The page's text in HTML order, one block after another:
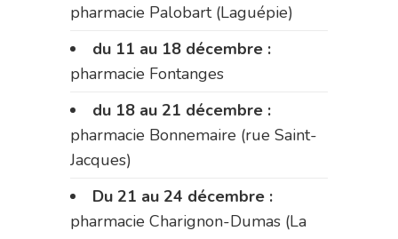
pharmacie Palobart (Laguépie)
du 11 au 18 décembre :
pharmacie Fontanges
du 18 au 21 décembre :
pharmacie Bonnemaire (rue Saint-
Jacques)
Du 21 au 24 décembre :
pharmacie Charignon-Dumas (La